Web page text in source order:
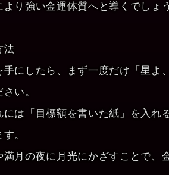
より強い金運体質へと導くでしょう
法
手にしたら、まず一度だけ「星よ
い。
には「目標額を書いた紙」を入れ
。
満月の夜に月光にかざすことで、